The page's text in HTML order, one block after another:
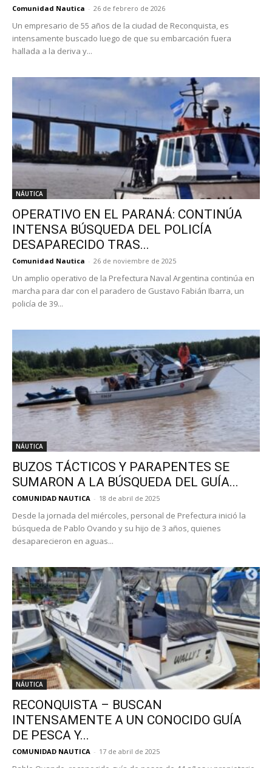
Comunidad Nautica - 26 de febrero de 2026
Un empresario de 55 años de la ciudad de Reconquista, es
intensamente buscado luego de que su embarcación fuera
hallada a la deriva y...
NÁUTICA
OPERATIVO EN EL PARANÁ: CONTINÚA
INTENSA BÚSQUEDA DEL POLICÍA
DESAPARECIDO TRAS...
Comunidad Nautica - 26 de noviembre de 2025
Un amplio operativo de la Prefectura Naval Argentina continúa en
marcha para dar con el paradero de Gustavo Fabián Ibarra, un
policía de 39...
NÁUTICA
BUZOS TÁCTICOS Y PARAPENTES SE
SUMARON A LA BÚSQUEDA DEL GUÍA...
COMUNIDAD NAUTICA - 18 de abril de 2025
Desde la jornada del miércoles, personal de Prefectura inició la
búsqueda de Pablo Ovando y su hijo de 3 años, quienes
desaparecieron en aguas...
NÁUTICA
RECONQUISTA – BUSCAN
INTENSAMENTE A UN CONOCIDO GUÍA
DE PESCA Y...
COMUNIDAD NAUTICA - 17 de abril de 2025